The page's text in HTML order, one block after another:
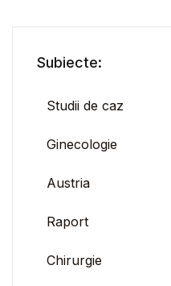
Subiecte:
Studii de caz
Ginecologie
Austria
Raport
Chirurgie